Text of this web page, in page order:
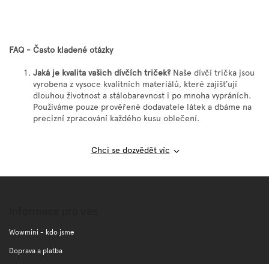
k
y
v
ý
p
u
FAQ - Často kladené otázky
Jaká je kvalita vašich dívčích triček? Naše dívčí trička jsou
vyrobena z vysoce kvalitních materiálů, které zajišťují
dlouhou životnost a stálobarevnost i po mnoha vypráních.
Používáme pouze prověřené dodavatele látek a dbáme na
precizní zpracování každého kusu oblečení.
Chci se dozvědět víc
Wowmini - kdo jsme
Doprava a platba